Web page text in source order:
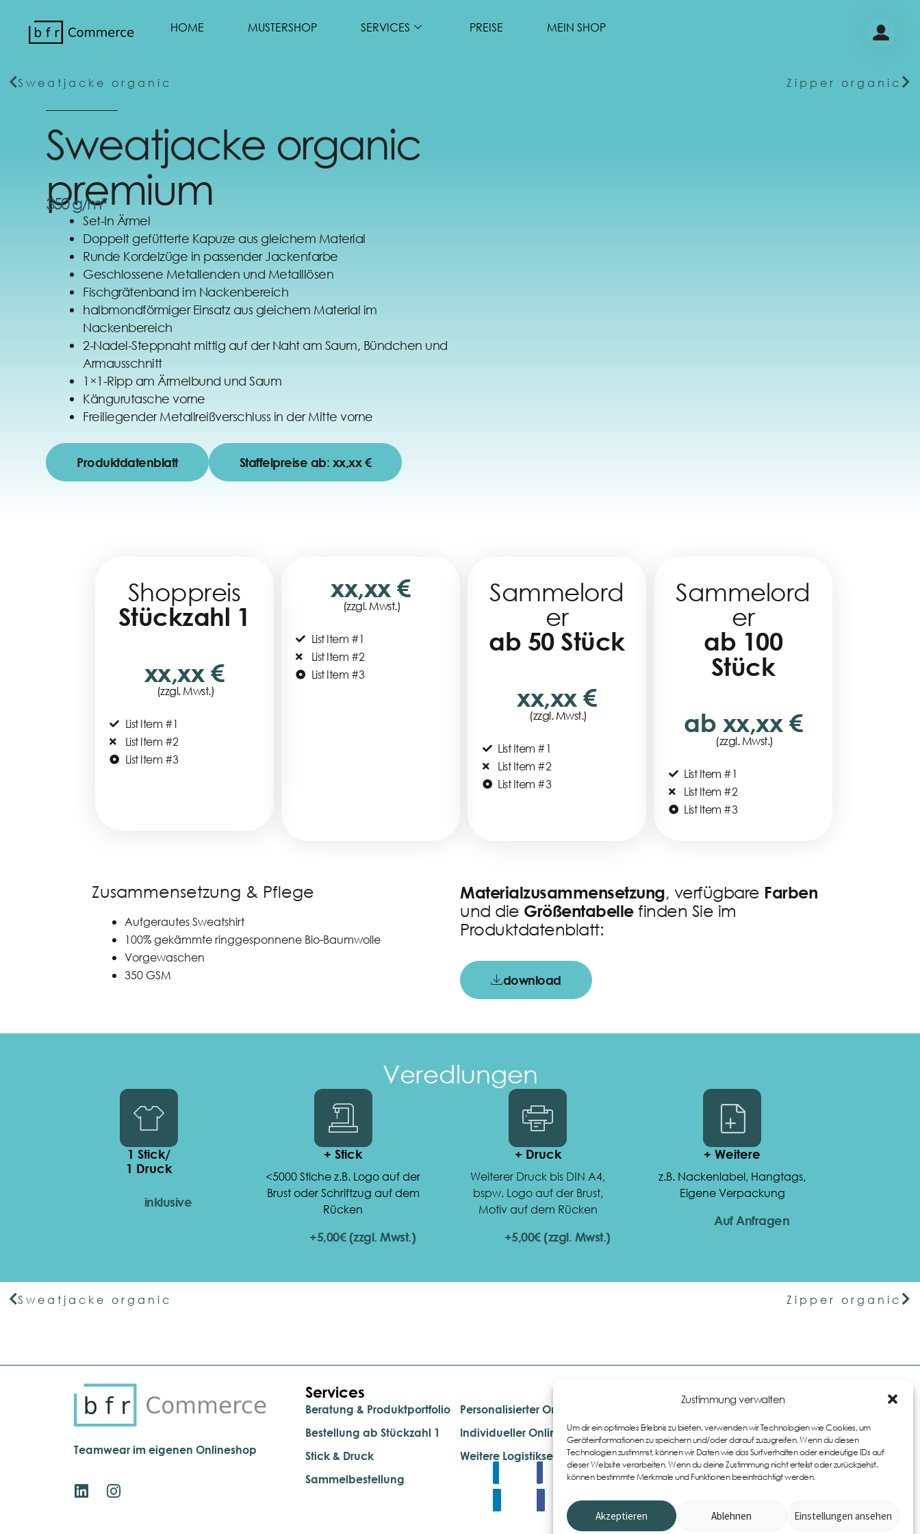
Zustimmung verwalten
Um dir ein optimales Erlebnis zu bieten, verwenden wir Technologien wie Cookies, um
Geräteinformationen zu speichern und/oder darauf zuzugreifen. Wenn du diesen
Technologien zustimmst, können wir Daten wie das Surfverhalten oder eindeutige IDs auf
dieser Website verarbeiten. Wenn du deine Zustimmung nicht erteilst oder zurückziehst,
können bestimmte Merkmale und Funktionen beeinträchtigt werden.
Akzeptieren Ablehnen Einstellungen ansehen
HOME MUSTERSHOP SERVICES PREISE MEIN SHOP
Sweatjacke organic Zipper organic
Sweatjacke organic
premium
350 g/m²
Set-In Ärmel
Doppelt gefütterte Kapuze aus gleichem Material
Runde Kordelzüge in passender Jackenfarbe
Geschlossene Metallenden und Metalllösen
Fischgrätenband im Nackenbereich
halbmondförmiger Einsatz aus gleichem Material im
Nackenbereich
2-Nadel-Steppnaht mittig auf der Naht am Saum, Bündchen und
Armausschnitt
1×1-Ripp am Ärmelbund und Saum
Kängurutasche vorne
Freiliegender Metallreißverschluss in der Mitte vorne
Produktdatenblatt Staffelpreise ab: xx,xx €
Shoppreis
Stückzahl 1
xx,xx €
(zzgl. Mwst.)
List Item #1
List Item #2
List Item #3
xx,xx €
(zzgl. Mwst.)
List Item #1
List Item #2
List Item #3
Sammelord
er
ab 50 Stück
xx,xx €
(zzgl. Mwst.)
List Item #1
List Item #2
List Item #3
Sammelord
er
ab 100
Stück
ab xx,xx €
(zzgl. Mwst.)
List Item #1
List Item #2
List Item #3
Zusammensetzung & Pflege
Aufgerautes Sweatshirt
100% gekämmte ringgesponnene Bio-Baumwolle
Vorgewaschen
350 GSM
Materialzusammensetzung, verfügbare Farben
und die Größentabellefinden Sie im
Produktdatenblatt:
download
Veredlungen
1 Stick/
1 Druck
inklusive
+ Stick
<5000 Stiche z.B. Logo auf der
Brust oder Schriftzug auf dem
Rücken
+5,00€ (zzgl. Mwst.)
+ Druck
Weiterer Druck bis DIN A4,
bspw. Logo auf der Brust,
Motiv auf dem Rücken
+5,00€ (zzgl. Mwst.)
+ Weitere
z.B. Nackenlabel, Hangtags,
Eigene Verpackung
Auf Anfragen
Sweatjacke organic Zipper organic
Teamwear im eigenen Onlineshop
Services
Beratung & Produktportfolio
Bestellung ab Stückzahl 1
Stick & Druck
Sammelbestellung
Personalisierter Onlineshop
Individueller Onlineshop
Weitere Logistikservices
AGB
Datenschutzerklärung
Cookie-Richtlinie (EU)
Widerrufsbelehrung